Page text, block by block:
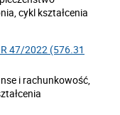
cykl kształcenia
47/2022 (576.31
i rachunkowość,